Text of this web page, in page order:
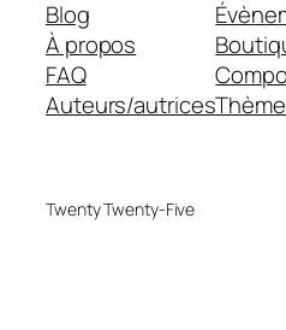
Blog
À propos
FAQ
Auteurs/autrices
Twenty Twenty-Five